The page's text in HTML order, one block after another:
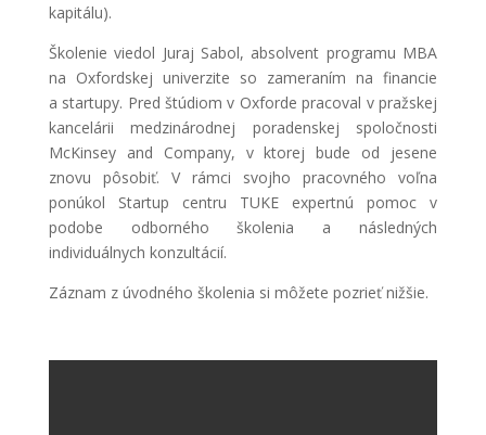
kapitálu).
Školenie viedol Juraj Sabol, absolvent programu MBA
na Oxfordskej univerzite so zameraním na financie
a startupy. Pred štúdiom v Oxforde pracoval v pražskej
kancelárii medzinárodnej poradenskej spoločnosti
McKinsey and Company, v ktorej bude od jesene
znovu pôsobiť. V rámci svojho pracovného voľna
ponúkol Startup centru TUKE expertnú pomoc v
podobe odborného školenia a následných
individuálnych konzultácií.
Záznam z úvodného školenia si môžete pozrieť nižšie.